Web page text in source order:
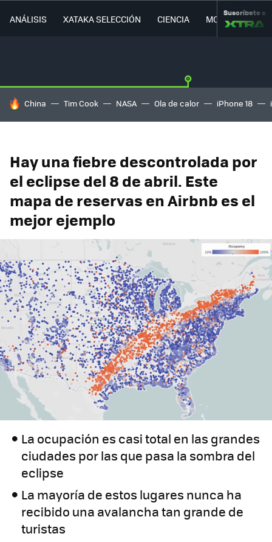
ANÁLISIS XATAKA SELECCIÓN CIENCIA MOVILIDAD
Suscríbete a
HOY SE HABLA DE
China Tim Cook NASA Ola de calor iPhone 18
Hay una fiebre descontrolada por
el eclipse del 8 de abril. Este
mapa de reservas en Airbnb es el
mejor ejemplo
La ocupación es casi total en las grandes
ciudades por las que pasa la sombra del
eclipse
La mayoría de estos lugares nunca ha
recibido una avalancha tan grande de
turistas